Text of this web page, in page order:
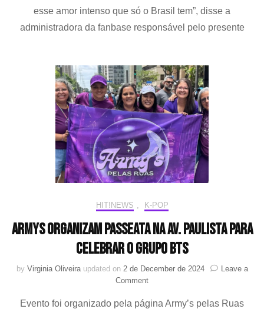
se
para
Yea
Ji
e
atriz
posta
fotos
sobre
a
iniciativa
esse amor intenso que só o Brasil tem”, disse a
administradora da fanbase responsável pelo presente
HIT!NEWS K-POP
ARMYs organizam passeata na Av. Paulista para
celebrar o grupo BTS
by Virginia Oliveira updated on 2 de December de 2024
Leave a
Commenton
organizam
Evento foi organizado pela página Army’s pelas Ruas